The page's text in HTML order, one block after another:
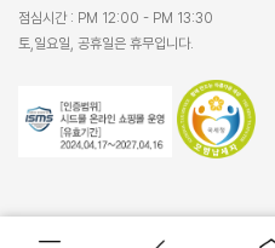
점심시간 : PM 12:00 - PM 13:30
토,일요일, 공휴일은 휴무입니다.